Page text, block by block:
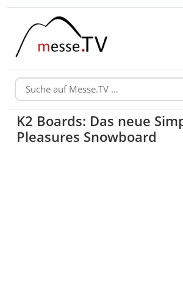
K2 Boards: Das neue
Pleasures Snowboard